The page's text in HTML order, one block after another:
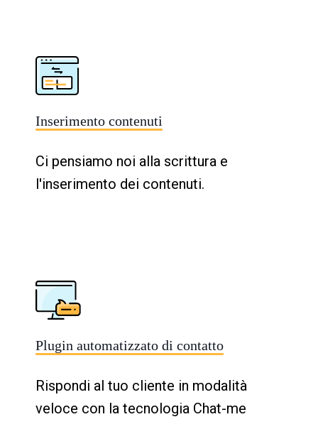
Inserimento contenuti
Ci pensiamo noi alla scrittura e
l'inserimento dei contenuti.
Plugin automatizzato di contatto
Rispondi al tuo cliente in modalità
veloce con la tecnologia Chat-me